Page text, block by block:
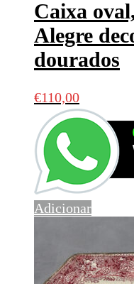
Caixa
Alegre
dourados
€110,00
Adicionar